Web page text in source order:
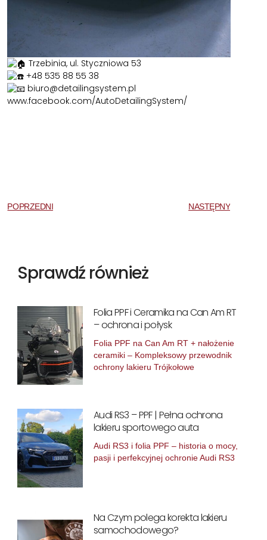
Trzebinia, ul. Styczniowa 53
+48 535 88 55 38
biuro@detailingsystem.pl
www.facebook.com/AutoDetailingSystem/
POPRZEDNI NASTĘPNY
Sprawdź również
Folia PPF i Ceramika na Can Am RT
– ochrona i połysk
Folia PPF na Can Am RT + nałożenie
ceramiki – Kompleksowy przewodnik
ochrony lakieru Trójkołowe
Audi RS3 – PPF | Pełna ochrona
lakieru sportowego auta
Audi RS3 i folia PPF – historia o mocy,
pasji i perfekcyjnej ochronie Audi RS3
Na Czym polega korekta lakieru
samochodowego?